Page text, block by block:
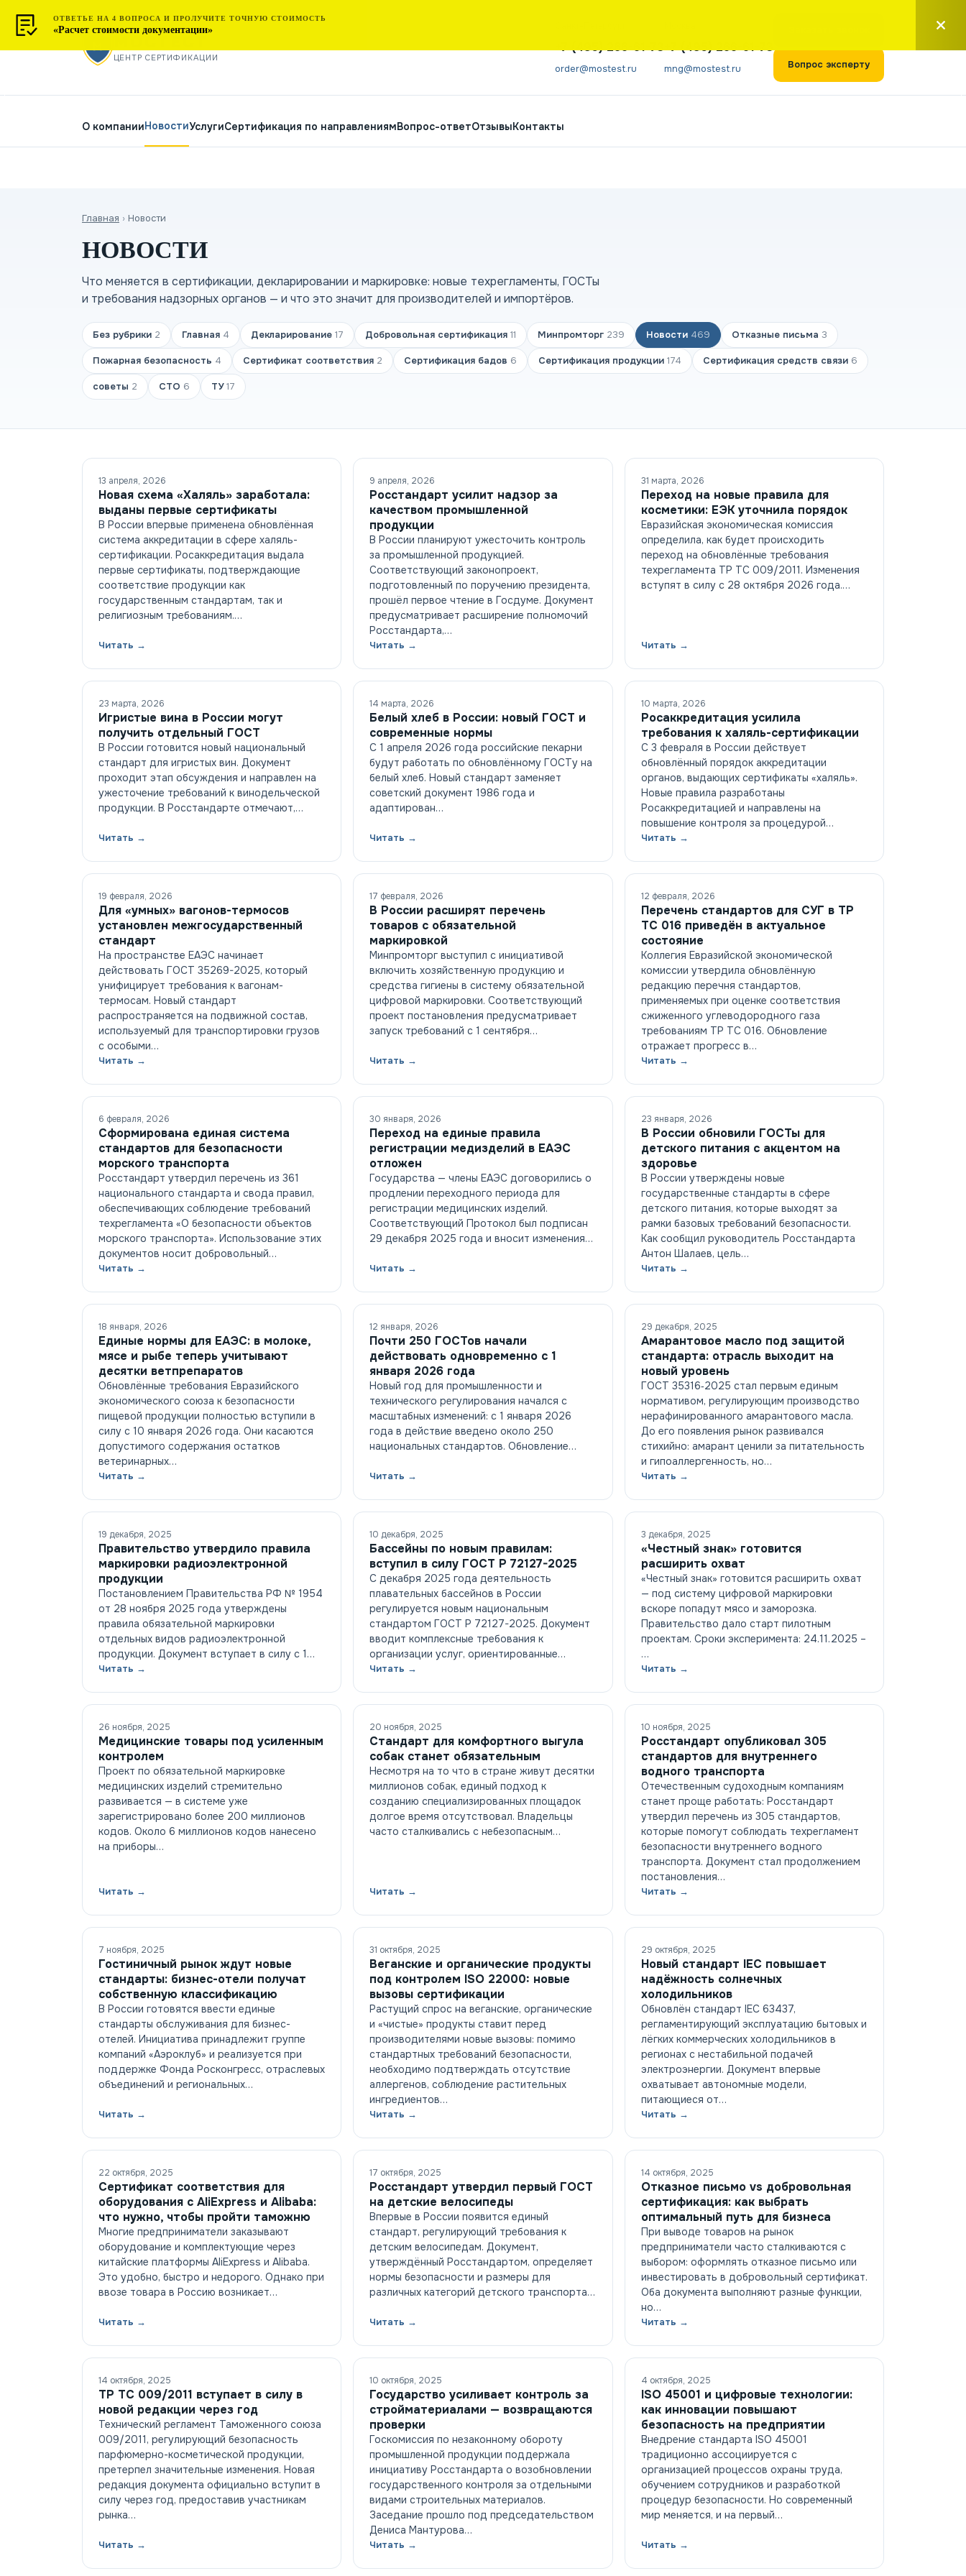
МОСТЕСТ
ЦЕНТР СЕРТИФИКАЦИИ
+7 (495) 266-61-73
order@mostest.ru
+7 (495) 266-61-73
mng@mostest.ru Вопрос эксперту
О компанииНовостиУслугиСертификация по направлениямВопрос-ответОтзывыКонтакты
Главная › Новости
НОВОСТИ
Что меняется в сертификации, декларировании и маркировке: новые техрегламенты, ГОСТы
и требования надзорных органов — и что это значит для производителей и импортёров.
Без рубрики 2 Главная 4 Декларирование 17 Добровольная сертификация 11 Минпромторг 239 Новости 469 Отказные письма 3
Пожарная безопасность 4 Сертификат соответствия 2 Сертификация бадов 6 Сертификация продукции 174 Сертификация средств связи 6
советы 2 СТО 6 ТУ17
13 апреля, 2026
Новая схема «Халяль» заработала:
выданы первые сертификаты
В России впервые применена обновлённая
система аккредитации в сфере халяль-
сертификации. Росаккредитация выдала
первые сертификаты, подтверждающие
соответствие продукции как
государственным стандартам, так и
религиозным требованиям.…
Читать →
9 апреля, 2026
Росстандарт усилит надзор за
качеством промышленной
продукции
В России планируют ужесточить контроль
за промышленной продукцией.
Соответствующий законопроект,
подготовленный по поручению президента,
прошёл первое чтение в Госдуме. Документ
предусматривает расширение полномочий
Росстандарта,…
Читать →
31 марта, 2026
Переход на новые правила для
косметики: ЕЭК уточнила порядок
Евразийская экономическая комиссия
определила, как будет происходить
переход на обновлённые требования
техрегламента ТР ТС 009/2011. Изменения
вступят в силу с 28 октября 2026 года.…
Читать →
23 марта, 2026
Игристые вина в России могут
получить отдельный ГОСТ
В России готовится новый национальный
стандарт для игристых вин. Документ
проходит этап обсуждения и направлен на
ужесточение требований к винодельческой
продукции. В Росстандарте отмечают,…
Читать →
14 марта, 2026
Белый хлеб в России: новый ГОСТ и
современные нормы
С 1 апреля 2026 года российские пекарни
будут работать по обновлённому ГОСТу на
белый хлеб. Новый стандарт заменяет
советский документ 1986 года и
адаптирован…
Читать →
10 марта, 2026
Росаккредитация усилила
требования к халяль-сертификации
С 3 февраля в России действует
обновлённый порядок аккредитации
органов, выдающих сертификаты «халяль».
Новые правила разработаны
Росаккредитацией и направлены на
повышение контроля за процедурой…
Читать →
19 февраля, 2026
Для «умных» вагонов-термосов
установлен межгосударственный
стандарт
На пространстве ЕАЭС начинает
действовать ГОСТ 35269-2025, который
унифицирует требования к вагонам-
термосам. Новый стандарт
распространяется на подвижной состав,
используемый для транспортировки грузов
с особыми…
Читать →
17 февраля, 2026
В России расширят перечень
товаров с обязательной
маркировкой
Минпромторг выступил с инициативой
включить хозяйственную продукцию и
средства гигиены в систему обязательной
цифровой маркировки. Соответствующий
проект постановления предусматривает
запуск требований с 1 сентября…
Читать →
12 февраля, 2026
Перечень стандартов для СУГ в ТР
ТС 016 приведён в актуальное
состояние
Коллегия Евразийской экономической
комиссии утвердила обновлённую
редакцию перечня стандартов,
применяемых при оценке соответствия
сжиженного углеводородного газа
требованиям ТР ТС 016. Обновление
отражает прогресс в…
Читать →
6 февраля, 2026
Сформирована единая система
стандартов для безопасности
морского транспорта
Росстандарт утвердил перечень из 361
национального стандарта и свода правил,
обеспечивающих соблюдение требований
техрегламента «О безопасности объектов
морского транспорта». Использование этих
документов носит добровольный…
Читать →
30 января, 2026
Переход на единые правила
регистрации медизделий в ЕАЭС
отложен
Государства — члены ЕАЭС договорились о
продлении переходного периода для
регистрации медицинских изделий.
Соответствующий Протокол был подписан
29 декабря 2025 года и вносит изменения…
Читать →
23 января, 2026
В России обновили ГОСТы для
детского питания с акцентом на
здоровье
В России утверждены новые
государственные стандарты в сфере
детского питания, которые выходят за
рамки базовых требований безопасности.
Как сообщил руководитель Росстандарта
Антон Шалаев, цель…
Читать →
18 января, 2026
Единые нормы для ЕАЭС: в молоке,
мясе и рыбе теперь учитывают
десятки ветпрепаратов
Обновлённые требования Евразийского
экономического союза к безопасности
пищевой продукции полностью вступили в
силу с 10 января 2026 года. Они касаются
допустимого содержания остатков
ветеринарных…
Читать →
12 января, 2026
Почти 250 ГОСТов начали
действовать одновременно с 1
января 2026 года
Новый год для промышленности и
технического регулирования начался с
масштабных изменений: с 1 января 2026
года в действие введено около 250
национальных стандартов. Обновление…
Читать →
29 декабря, 2025
Амарантовое масло под защитой
стандарта: отрасль выходит на
новый уровень
ГОСТ 35316‑2025 стал первым единым
нормативом, регулирующим производство
нерафинированного амарантового масла.
До его появления рынок развивался
стихийно: амарант ценили за питательность
и гипоаллергенность, но…
Читать →
19 декабря, 2025
Правительство утвердило правила
маркировки радиоэлектронной
продукции
Постановлением Правительства РФ № 1954
от 28 ноября 2025 года утверждены
правила обязательной маркировки
отдельных видов радиоэлектронной
продукции. Документ вступает в силу с 1…
Читать →
10 декабря, 2025
Бассейны по новым правилам:
вступил в силу ГОСТ Р 72127-2025
С декабря 2025 года деятельность
плавательных бассейнов в России
регулируется новым национальным
стандартом ГОСТ Р 72127-2025. Документ
вводит комплексные требования к
организации услуг, ориентированные…
Читать →
3 декабря, 2025
«Честный знак» готовится
расширить охват
«Честный знак» готовится расширить охват
— под систему цифровой маркировки
вскоре попадут мясо и заморозка.
Правительство дало старт пилотным
проектам. Сроки эксперимента: 24.11.2025 –
…
Читать →
26 ноября, 2025
Медицинские товары под усиленным
контролем
Проект по обязательной маркировке
медицинских изделий стремительно
развивается — в системе уже
зарегистрировано более 200 миллионов
кодов. Около 6 миллионов кодов нанесено
на приборы…
Читать →
20 ноября, 2025
Стандарт для комфортного выгула
собак станет обязательным
Несмотря на то что в стране живут десятки
миллионов собак, единый подход к
созданию специализированных площадок
долгое время отсутствовал. Владельцы
часто сталкивались с небезопасным…
Читать →
10 ноября, 2025
Росстандарт опубликовал 305
стандартов для внутреннего
водного транспорта
Отечественным судоходным компаниям
станет проще работать: Росстандарт
утвердил перечень из 305 стандартов,
которые помогут соблюдать техрегламент
безопасности внутреннего водного
транспорта. Документ стал продолжением
постановления…
Читать →
7 ноября, 2025
Гостиничный рынок ждут новые
стандарты: бизнес-отели получат
собственную классификацию
В России готовятся ввести единые
стандарты обслуживания для бизнес-
отелей. Инициатива принадлежит группе
компаний «Аэроклуб» и реализуется при
поддержке Фонда Росконгресс, отраслевых
объединений и региональных…
Читать →
31 октября, 2025
Веганские и органические продукты
под контролем ISO 22000: новые
вызовы сертификации
Растущий спрос на веганские, органические
и «чистые» продукты ставит перед
производителями новые вызовы: помимо
стандартных требований безопасности,
необходимо подтверждать отсутствие
аллергенов, соблюдение растительных
ингредиентов…
Читать →
29 октября, 2025
Новый стандарт IEC повышает
надёжность солнечных
холодильников
Обновлён стандарт IEC 63437,
регламентирующий эксплуатацию бытовых и
лёгких коммерческих холодильников в
регионах с нестабильной подачей
электроэнергии. Документ впервые
охватывает автономные модели,
питающиеся от…
Читать →
22 октября, 2025
Сертификат соответствия для
оборудования с AliExpress и Alibaba:
что нужно, чтобы пройти таможню
Многие предприниматели заказывают
оборудование и комплектующие через
китайские платформы AliExpress и Alibaba.
Это удобно, быстро и недорого. Однако при
ввозе товара в Россию возникает…
Читать →
17 октября, 2025
Росстандарт утвердил первый ГОСТ
на детские велосипеды
Впервые в России появится единый
стандарт, регулирующий требования к
детским велосипедам. Документ,
утверждённый Росстандартом, определяет
нормы безопасности и размеры для
различных категорий детского транспорта…
Читать →
14 октября, 2025
Отказное письмо vs добровольная
сертификация: как выбрать
оптимальный путь для бизнеса
При выводе товаров на рынок
предприниматели часто сталкиваются с
выбором: оформлять отказное письмо или
инвестировать в добровольный сертификат.
Оба документа выполняют разные функции,
но…
Читать →
14 октября, 2025
ТР ТС 009/2011 вступает в силу в
новой редакции через год
Технический регламент Таможенного союза
009/2011, регулирующий безопасность
парфюмерно-косметической продукции,
претерпел значительные изменения. Новая
редакция документа официально вступит в
силу через год, предоставив участникам
рынка…
Читать →
10 октября, 2025
Государство усиливает контроль за
стройматериалами — возвращаются
проверки
Госкомиссия по незаконному обороту
промышленной продукции поддержала
инициативу Росстандарта о возобновлении
государственного контроля за отдельными
видами строительных материалов.
Заседание прошло под председательством
Дениса Мантурова…
Читать →
4 октября, 2025
ISO 45001 и цифровые технологии:
как инновации повышают
безопасность на предприятии
Внедрение стандарта ISO 45001
традиционно ассоциируется с
организацией процессов охраны труда,
обучением сотрудников и разработкой
процедур безопасности. Но современный
мир меняется, и на первый…
Читать →
ОТВЕТЬЕ НА 4 ВОПРОСА И ПРОЛУЧИТЕ ТОЧНУЮ СТОИМОСТЬ
«Расчет стоимости документации»